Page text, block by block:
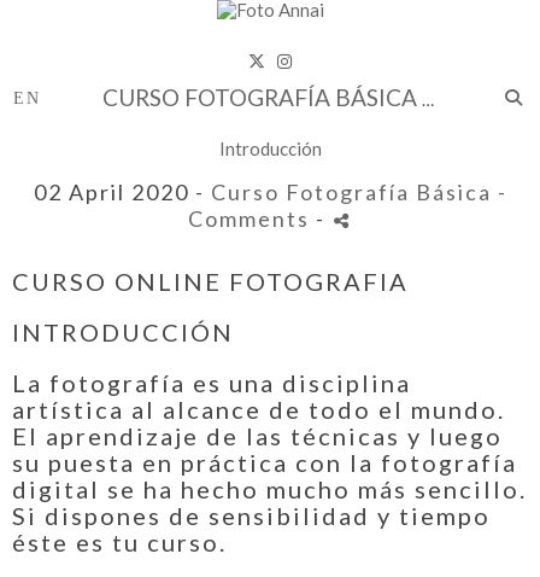
CURSO FOTOGRAFÍA BÁSICA
Introducción
02 April 2020 - Curso Fotografía Básica -
Comments -
CURSO ONLINE FOTOGRAFIA
INTRODUCCIÓN
La fotografía es una disciplina
artística al alcance de todo el mundo.
El aprendizaje de las técnicas y luego
su puesta en práctica con la fotografía
digital se ha hecho mucho más sencillo.
Si dispones de sensibilidad y tiempo
éste es tu curso.